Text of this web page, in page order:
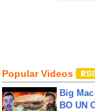
Popular Videos
Big
BO UN